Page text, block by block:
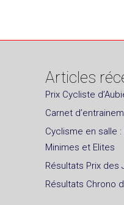
Articles
Prix Cycliste
Carnet
Cyclisme en salle
Minimes et Elites
Résultats Prix des
Résultats Chrono